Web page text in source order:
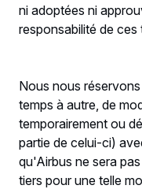
ni adoptées ni
responsabilité de ces
Nous nous
temps à autre, de
temporairement ou
partie de celui-ci)
qu'Airbus ne sera
tiers pour une telle